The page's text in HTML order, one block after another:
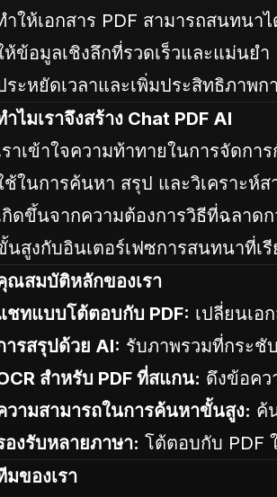
ำให้เอกสาร PDF สามารถสนทนาไ
ห้ข้อมูลเชิงลึกที่รวดเร็วและแม่นยำ
ระหยัดเวลาและเพิ่มประสิทธิภาพ
ำไมเราจึงสร้าง Chat PDF AI
ราเข้าใจความท้าทายในการจัดกา
ช้ในการค้นหา สรุป และวิเคราะห์
กิดขึ้นจากความต้องการวิธีที่ฉลาด
นสูงกับอินเตอร์เฟซการสนทนาที่เรี
ณสมบัติหลักของเรา
ชทแบบโต้ตอบกับ PDF: เปลี่ยนเอ
ารสรุปด้วย AI: รับภาพรวมที่กระชั
สำหรับ PDF ที่สแกน: ดึงข้อคว
วามสามารถในการค้นหาขั้นสูง: ค้
องรับหลายภาษา: โต้ตอบกับ PDF
มของเรา